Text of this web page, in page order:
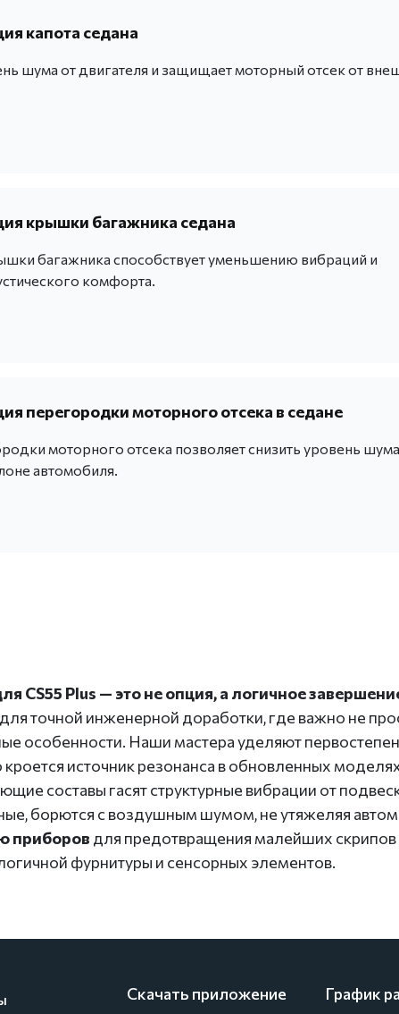
капота седана
шума от двигателя и защищает моторный отсек от
крышки багажника седана
багажника способствует уменьшению вибраций и
комфорта.
перегородки моторного отсека в седане
моторного отсека позволяет снизить уровень
автомобиля.
Plus — это не опция, а логичное
точной инженерной доработки, где важно не
особенности. Наши мастера уделяют
кроется источник резонанса в обновленных
составы гасят структурные вибрации от
борются с воздушным шумом, не утяжеляя
приборов для предотвращения малейших
фурнитуры и сенсорных элементов.
Скачать приложение График